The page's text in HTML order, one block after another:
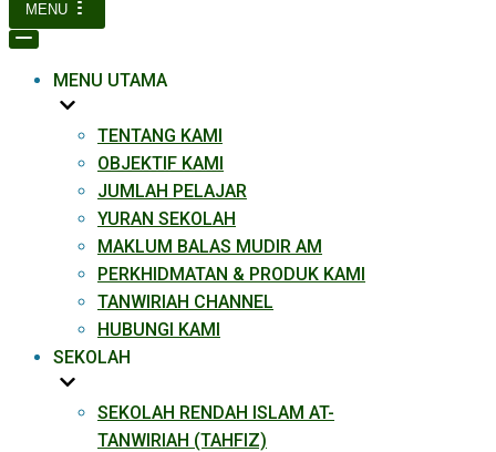
MENU
Navigation
MenuMENU UTAMA
TENTANG KAMI
OBJEKTIF KAMI
JUMLAH PELAJAR
YURAN SEKOLAH
MAKLUM BALAS MUDIR AM
PERKHIDMATAN & PRODUK KAMI​
TANWIRIAH CHANNEL
HUBUNGI KAMI
SEKOLAH
SEKOLAH RENDAH ISLAM AT-
TANWIRIAH (TAHFIZ)